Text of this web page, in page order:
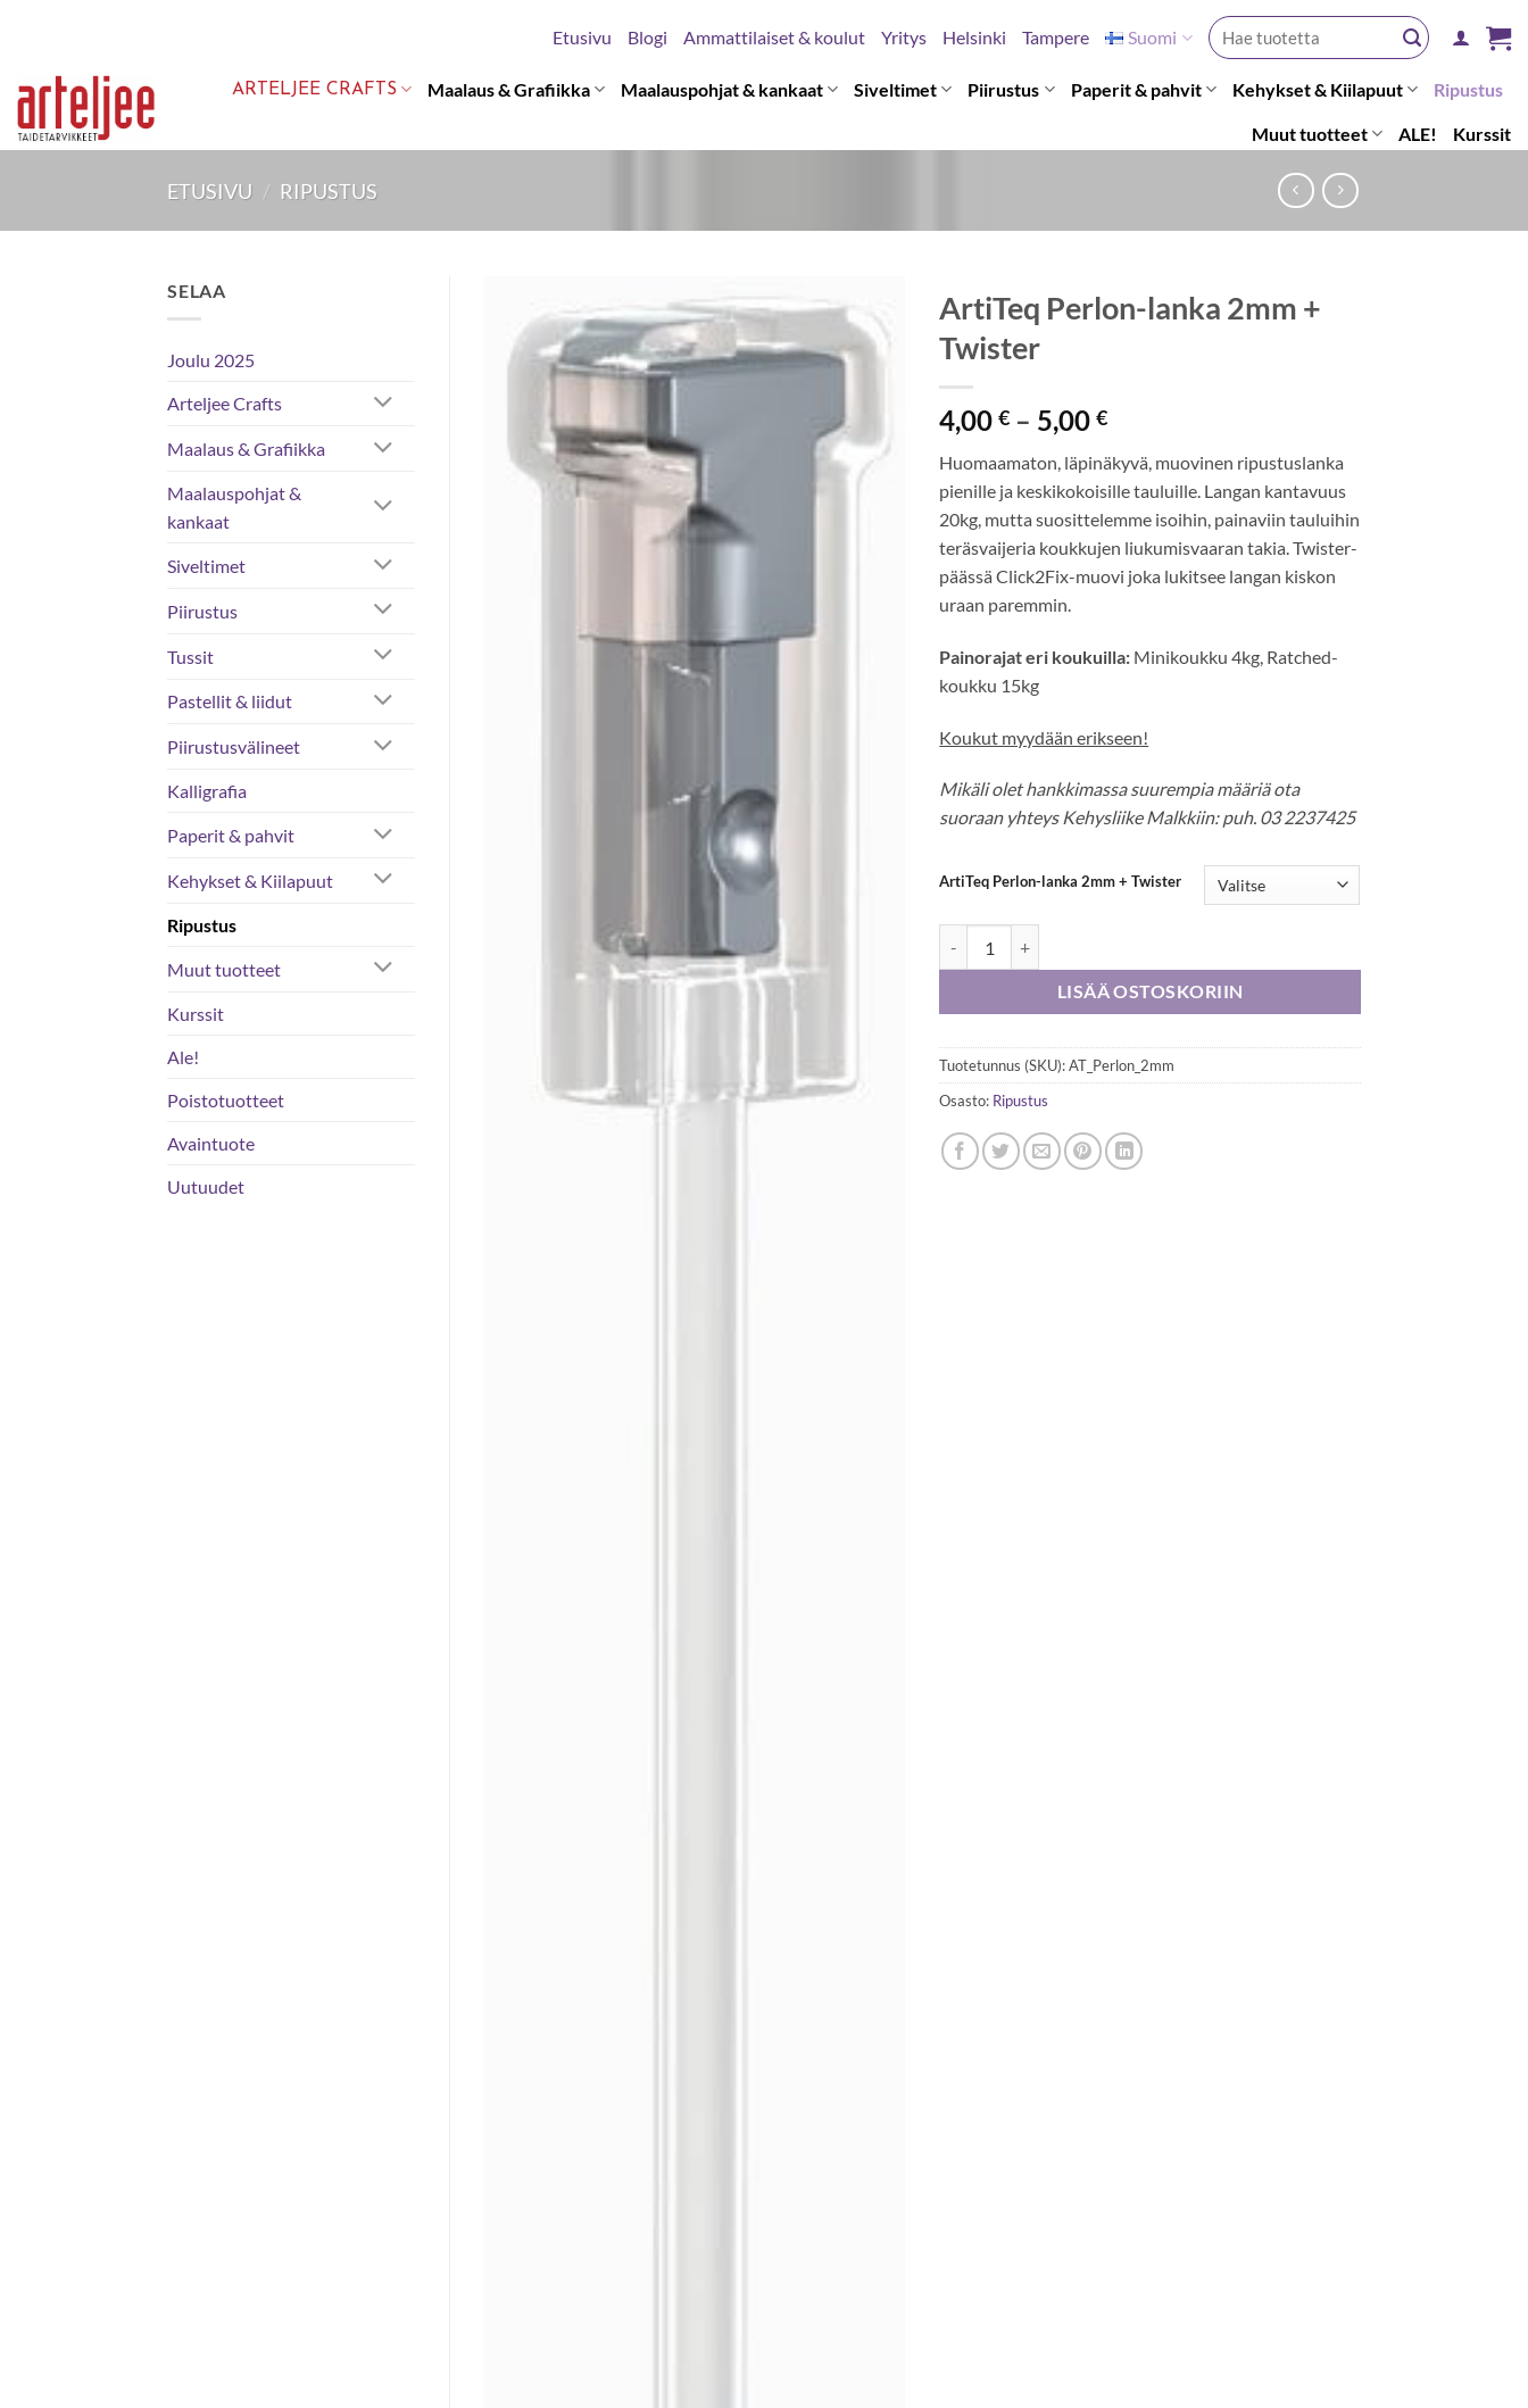
content
Etusivu Blogi Ammattilaiset & koulut Yritys Helsinki Tampere Suomi
Etsi:
ARTELJEE CRAFTS Maalaus & Grafiikka Maalauspohjat & kankaat Siveltimet Piirustus Paperit & pahvit Kehykset & Kiilapuut Ripustus
Muut tuotteet ALE! Kurssit
ETUSIVU / RIPUSTUS
SELAA
Joulu 2025
Arteljee Crafts
Maalaus & Grafiikka
Maalauspohjat &
kankaat
Siveltimet
Piirustus
Tussit
Pastellit & liidut
Piirustusvälineet
Kalligrafia
Paperit & pahvit
Kehykset & Kiilapuut
Ripustus
Muut tuotteet
Kurssit
Ale!
Poistotuotteet
Avaintuote
Uutuudet
ArtiTeq Perlon-lanka 2mm +
Twister
4,00€ – 5,00€Hintaluokka:
-
5,00 €
Huomaamaton, läpinäkyvä, muovinen ripustuslanka
pienille ja keskikokoisille tauluille. Langan kantavuus
20kg, mutta suosittelemme isoihin, painaviin tauluihin
teräsvaijeria koukkujen liukumisvaaran takia. Twister-
päässä Click2Fix-muovi joka lukitsee langan kiskon
uraan paremmin.
Painorajat eri koukuilla: Minikoukku 4kg, Ratched-
koukku 15kg
Koukut myydään erikseen!
Mikäli olet hankkimassa suurempia määriä ota
suoraan yhteys Kehysliike Malkkiin:puh. 03 2237425
ArtiTeq Perlon-lanka 2mm + Twister
LISÄÄ OSTOSKORIIN
Tuotetunnus (SKU):AT_Perlon_2mm
Osasto: Ripustus